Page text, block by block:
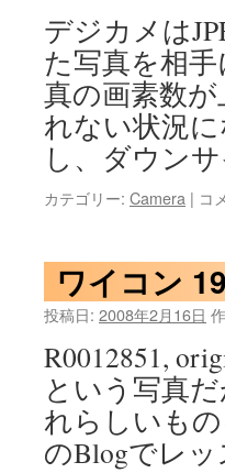
デジカメは
た写真を相
真の画素数
れない状況
し、ダウン
カテゴリー: Camera | フ
ル
バ
ン
ク
と
い
う
方
法
は
コ
ワイコン
投稿日: 2008年2月16日
R0012851,
という写真
れらしいも
のBlogでレ